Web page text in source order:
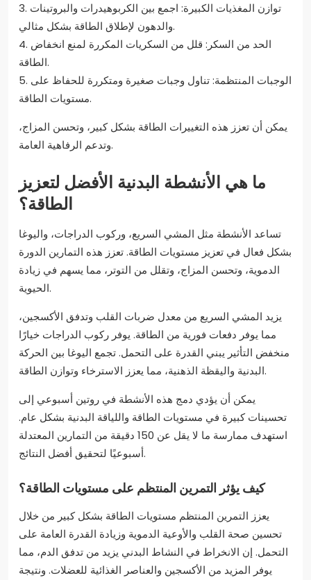
3. توازن المغذيات الكبيرة: اجمع بين الكربوهيدرات والبروتينات
والدهون لإطلاق الطاقة بشكل مثالي.
4. الحد من السكر: قلل من السكريات المكررة لمنع انخفاض
الطاقة.
5. الوجبات المنتظمة: تناول وجبات صغيرة ومتكررة للحفاظ على
مستويات الطاقة.
يمكن أن تعزز هذه التغييرات الطاقة بشكل كبير، وتحسن المزاج،
وتدعم الرفاهية العامة.
ما هي الأنشطة البدنية الأفضل لتعزيز
الطاقة؟
تساعد الأنشطة مثل المشي السريع، وركوب الدراجات، واليوغا
بشكل فعال في تعزيز مستويات الطاقة. تعزز هذه التمارين الدورة
الدموية، وتحسن المزاج، وتقلل من التوتر، مما يسهم في زيادة
الحيوية.
يزيد المشي السريع من معدل ضربات القلب وتدفق الأكسجين،
مما يوفر دفعات فورية من الطاقة. يوفر ركوب الدراجات خيارًا
منخفض التأثير يبني القدرة على التحمل. تجمع اليوغا بين الحركة
البدنية واليقظة الذهنية، مما يعزز الاسترخاء وتوازن الطاقة.
يمكن أن يؤدي دمج هذه الأنشطة في روتين أسبوعي إلى
تحسينات كبيرة في مستويات الطاقة واللياقة البدنية بشكل عام.
استهدف ممارسة ما لا يقل عن 150 دقيقة من التمارين المعتدلة
أسبوعيًا لتحقيق أفضل النتائج.
كيف يؤثر التمرين المنتظم على مستويات الطاقة؟
يعزز التمرين المنتظم مستويات الطاقة بشكل كبير من خلال
تحسين صحة القلب والأوعية الدموية وزيادة القدرة العامة على
التحمل. إن الانخراط في النشاط البدني يزيد من تدفق الدم، مما
يوفر المزيد من الأكسجين والعناصر الغذائية للعضلات. ونتيجة